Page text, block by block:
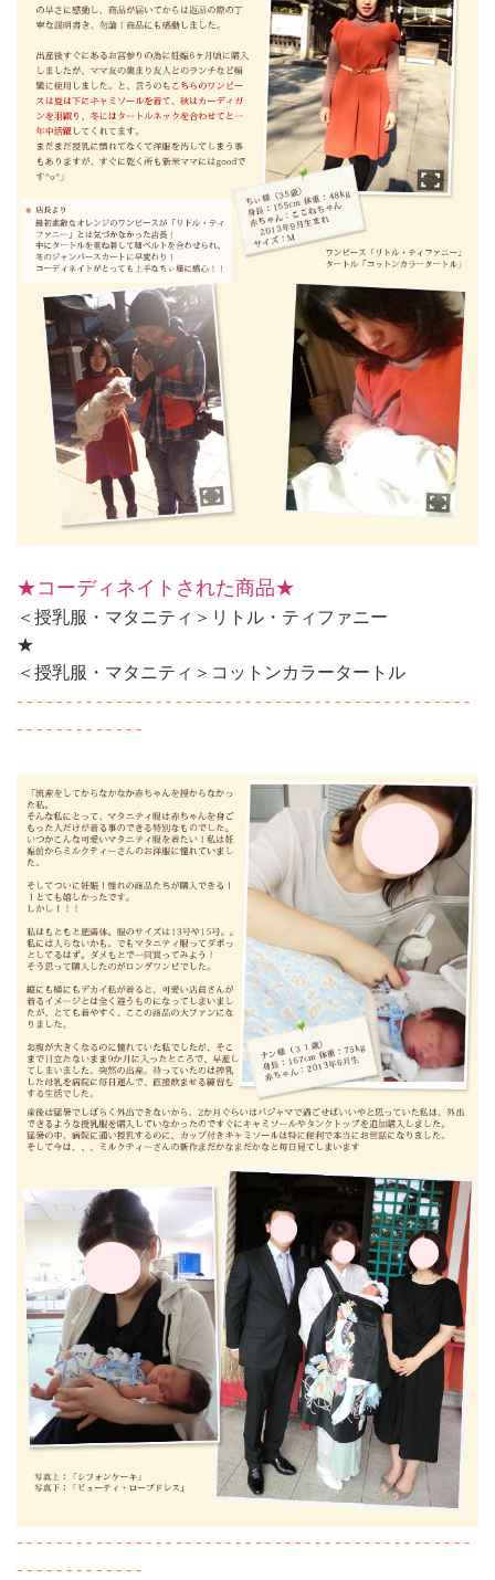
★コーディネイトされた商品★
＜授乳服・マタニティ＞リトル・ティファニー
★
＜授乳服・マタニティ＞コットンカラータートル
- - - - - - - - - - - - - - - - - - - - - - - - - - - - - - - - - - - - - - - - - - - - - -
- - - - - - - - - - - - -
- - - - - - - - - - - - - - - - - - - - - - - - - - - - - - - - - - - - - - - - - - - - - -
- - - - - - - - - - - - -